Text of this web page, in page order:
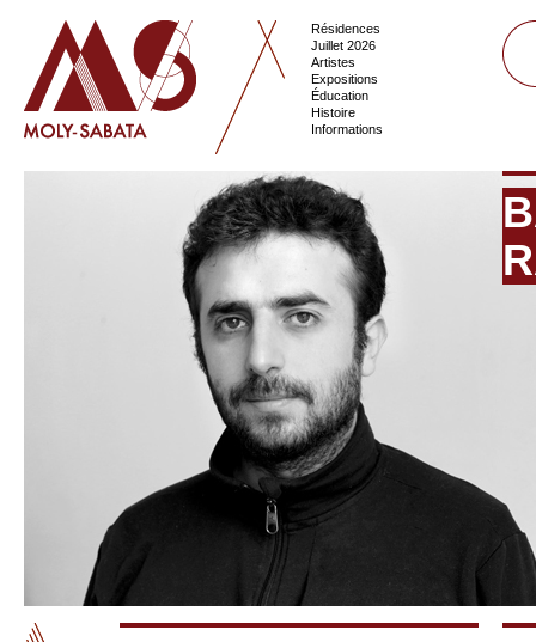
Résidences
Juillet 2026
Artistes
Expositions
Éducation
Histoire
Informations